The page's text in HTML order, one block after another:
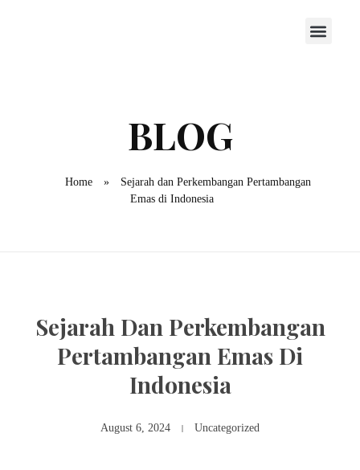
Home »
Sejarah dan Perkembangan Pertambangan
Emas di Indonesia
Sejarah Dan Perkembangan
Pertambangan Emas Di
Indonesia
August 6, 2024 Uncategorized